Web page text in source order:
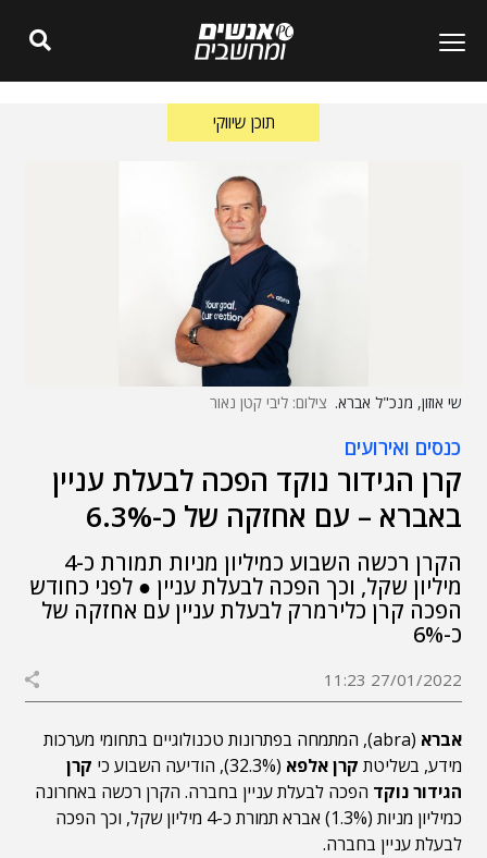
תוכן שיווקי
שי אוזון, מנכ"ל אברא. צילום: ליבי קטן נאור
כנסים ואירועים
קרן הגידור נוקד הפכה לבעלת עניין
באברא – עם אחזקה של כ-6.3%
הקרן רכשה השבוע כמיליון מניות תמורת כ-4
מיליון שקל, וכך הפכה לבעלת עניין ● לפני כחודש
הפכה קרן כלירמרק לבעלת עניין עם אחזקה של
כ-6%
27/01/2022 11:23
אברא
(abra), המתמחה בפתרונות טכנולוגיים בתחומי מערכות
מידע, בשליטת קרן אלפא (32.3%), הודיעה השבוע כי
קרן
הגידור נוקד הפכה לבעלת עניין בחברה. הקרן רכשה באחרונה
כמיליון מניות (1.3%) אברא תמורת כ-4 מיליון שקל, וכך הפכה
לבעלת עניין בחברה.